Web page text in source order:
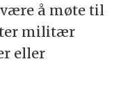
å møte til
militær
eller